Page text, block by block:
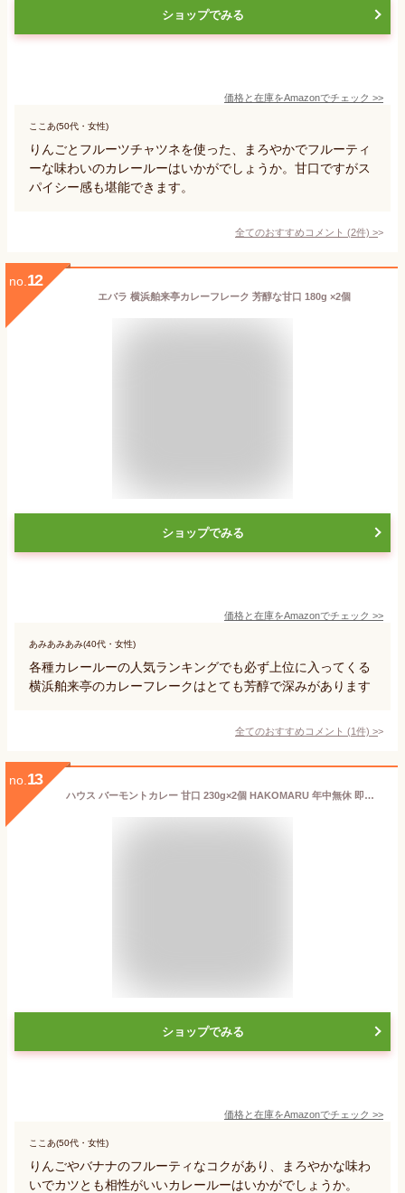
ショップでみる
価格と在庫をAmazonでチェック >>
ここあ(50代・女性)
りんごとフルーツチャツネを使った、まろやかでフルーティ
ーな味わいのカレールーはいかがでしょうか。甘口ですがス
パイシー感も堪能できます。
全てのおすすめコメント (2件) >
no. 12
エバラ 横浜舶来亭カレーフレーク 芳醇な甘口 180g ×2個
ショップでみる
価格と在庫をAmazonでチェック >>
あみあみあみ(40代・女性)
各種カレールーの人気ランキングでも必ず上位に入ってくる
横浜舶来亭のカレーフレークはとても芳醇で深みがあります
全てのおすすめコメント (1件) >
no. 13
ハウス バーモントカレー 甘口 230g×2個 HAKOMARU 年中無休 即配送
ショップでみる
価格と在庫をAmazonでチェック >>
ここあ(50代・女性)
りんごやバナナのフルーティなコクがあり、まろやかな味わ
いでカツとも相性がいいカレールーはいかがでしょうか。